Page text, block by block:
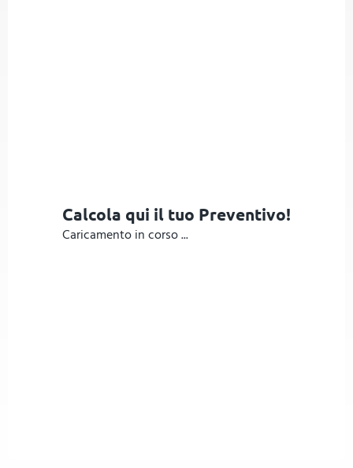
Calcola qui il tuo Preventivo!
Caricamento in corso ...